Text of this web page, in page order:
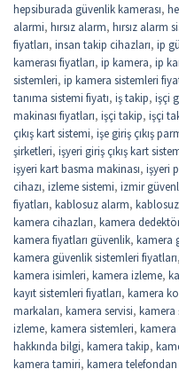
hepsiburada güvenlik kamerası,
alarmi, hırsız alarm, hırsız alarm
fiyatları, insan takip cihazları, ip
kamerası fiyatları, ip kamera, ip
sistemleri, ip kamera sistemleri
tanıma sistemi fiyatı, iş takip, işçi
makinası fiyatları, işçi takip, işçi
çıkış kart sistemi, işe giriş çıkış
şirketleri, işyeri giriş çıkış kart
işyeri kart basma makinası, işyeri
cihazı, izleme sistemi, izmir
fiyatları, kablosuz alarm,
kamera cihazları, kamera
kamera fiyatları güvenlik, kamera
kamera güvenlik sistemleri fiyatları,
kamera isimleri, kamera izleme,
kayıt sistemleri fiyatları, kamera
markaları, kamera servisi, kamera
izleme, kamera sistemleri, kamera
hakkında bilgi, kamera takip,
kamera tamiri, kamera